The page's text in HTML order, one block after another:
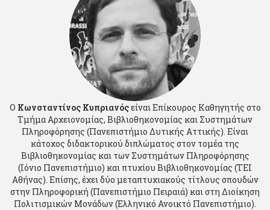
Ο Κωνσταντίνος Κυπριανόςείναι Επίκουρος Καθηγητής στο
Τμήμα Αρχειονομίας, Βιβλιοθηκονομίας και Συστημάτων
Πληροφόρησης (Πανεπιστήμιο Δυτικής Αττικής). Είναι
κάτοχος διδακτορικού διπλώματος στον τομέα της
Βιβλιοθηκονομίας και των Συστημάτων Πληροφόρησης
(Ιόνιο Πανεπιστήμιο) και πτυχίου Βιβλιοθηκονομίας (ΤΕΙ
Αθήνας). Επίσης, έχει δύο μεταπτυχιακούς τίτλους σπουδών
στην Πληροφορική (Πανεπιστήμιο Πειραιά) και στη Διοίκηση
Πολιτισμικών Μονάδων (Ελληνικό Ανοικτό Πανεπιστήμιο).